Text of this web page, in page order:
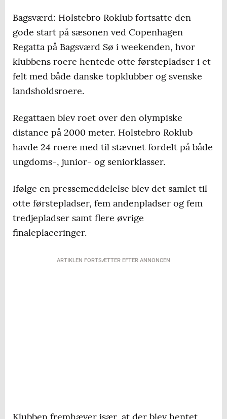
Bagsværd: Holstebro Roklub fortsatte den
gode start på sæsonen ved Copenhagen
Regatta på Bagsværd Sø i weekenden, hvor
klubbens roere hentede otte førstepladser i et
felt med både danske topklubber og svenske
landsholdsroere.
Regattaen blev roet over den olympiske
distance på 2000 meter. Holstebro Roklub
havde 24 roere med til stævnet fordelt på både
ungdoms-, junior- og seniorklasser.
Ifølge en pressemeddelelse blev det samlet til
otte førstepladser, fem andenpladser og fem
tredjepladser samt flere øvrige
finaleplaceringer.
ARTIKLEN FORTSÆTTER EFTER ANNONCEN